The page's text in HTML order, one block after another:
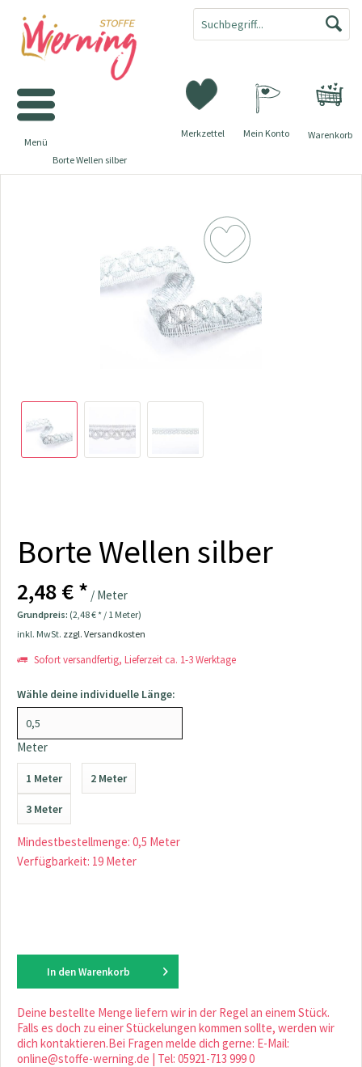
Warenkorb
Merkzettel Mein Konto
Menü
Borte Wellen silber
Borte Wellen silber
2,48 € * / Meter
Grundpreis: (2,48 € * / 1 Meter)
inkl. MwSt. zzgl. Versandkosten
Sofort versandfertig, Lieferzeit ca. 1-3 Werktage
Wähle deine individuelle Länge:
Meter
1 Meter 2 Meter
3 Meter
Mindestbestellmenge: 0,5 Meter
Verfügbarkeit: 19 Meter
In den Warenkorb
Deine bestellte Menge liefern wir in der Regel an einem Stück.
Falls es doch zu einer Stückelungen kommen sollte, werden wir
dich kontaktieren.Bei Fragen melde dich gerne: E-Mail:
online@stoffe-werning.de | Tel: 05921-713 999 0